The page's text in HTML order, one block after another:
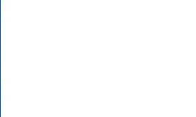
服务器专为工厂院校订制 [king 2016年6月22日]